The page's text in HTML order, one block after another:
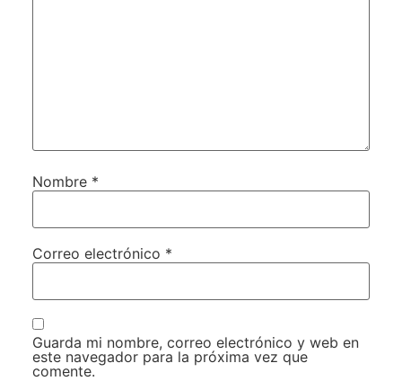
Nombre *
Correo electrónico *
Guarda mi nombre, correo electrónico y web en
este navegador para la próxima vez que
comente.